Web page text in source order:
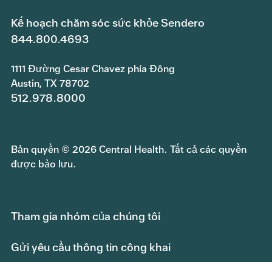
Kế hoạch chăm sóc sức khỏe Sendero
844.800.4693
1111 Đường Cesar Chavez phía Đông
Austin, TX 78702
512.978.8000
Bản quyền © 2026 Central Health. Tất cả các quyền
được bảo lưu.
Tham gia nhóm của chúng tôi
Gửi yêu cầu thông tin công khai